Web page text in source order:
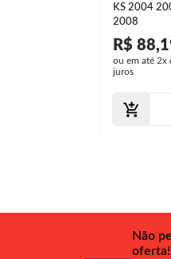
KS 2004
2008
R$
ou em até 2x
juros
Não
oferta!